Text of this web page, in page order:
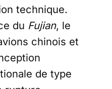
technique.
du Fujian, le
chinois et
de type